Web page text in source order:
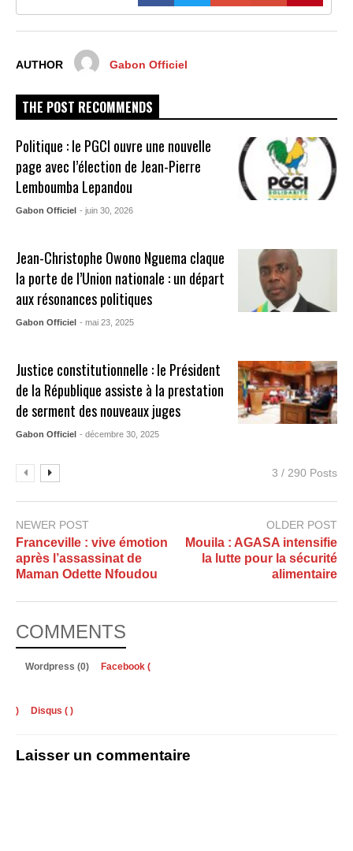
AUTHOR Gabon Officiel
THE POST RECOMMENDS
Politique : le PGCI ouvre une nouvelle
page avec l’élection de Jean-Pierre
Lemboumba Lepandou
Gabon Officiel - juin 30, 2026
Jean-Christophe Owono Nguema claque
la porte de l’Union nationale : un départ
aux résonances politiques
Gabon Officiel - mai 23, 2025
Justice constitutionnelle : le Président
de la République assiste à la prestation
de serment des nouveaux juges
Gabon Officiel - décembre 30, 2025
3 / 290 Posts
NEWER POST
Franceville : vive émotion
après l’assassinat de
Maman Odette Nfoudou
OLDER POST
Mouila : AGASA intensifie
la lutte pour la sécurité
alimentaire
COMMENTS
Wordpress (0) Facebook (
) Disqus ( )
Laisser un commentaire